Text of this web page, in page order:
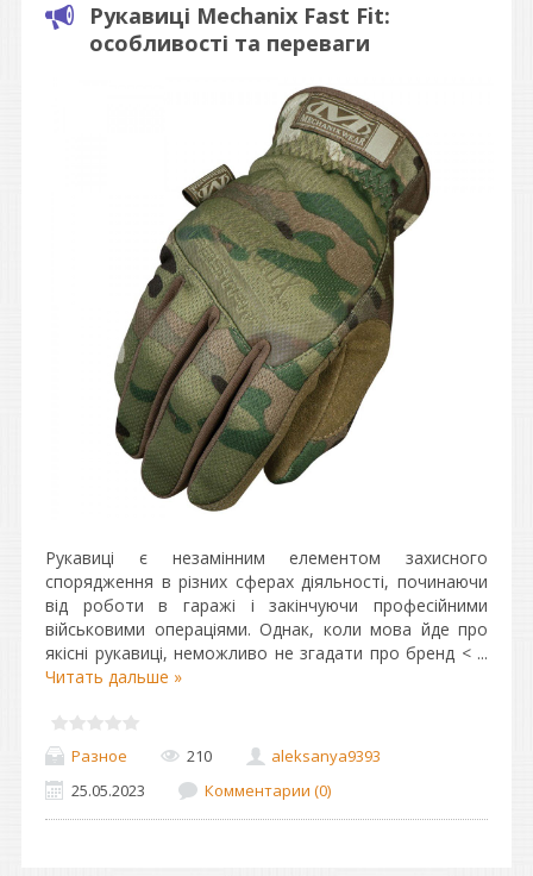
Рукавиці Mechanix Fast Fit:
особливості та переваги
Рукавиці є незамінним елементом захисного
спорядження в різних сферах діяльності, починаючи
від роботи в гаражі і закінчуючи професійними
військовими операціями. Однак, коли мова йде про
якісні рукавиці, неможливо не згадати про бренд < ...
Читать дальше »
Разное 210
aleksanya9393
25.05.2023
Комментарии (0)